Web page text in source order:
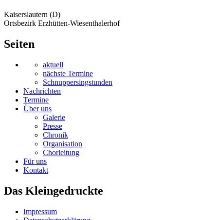
Kaiserslautern (D)
Ortsbezirk Erzhütten-Wiesenthalerhof
Seiten
aktuell
nächste Termine
Schnuppersingstunden
Nachrichten
Termine
Über uns
Galerie
Presse
Chronik
Organisation
Chorleitung
Für uns
Kontakt
Das Kleingedruckte
Impressum